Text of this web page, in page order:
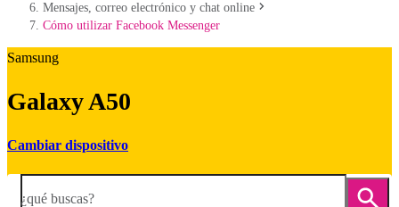
Mensajes, correo electrónico y chat online
Cómo utilizar Facebook Messenger
Samsung
Galaxy A50
Cambiar dispositivo
¿qué buscas?